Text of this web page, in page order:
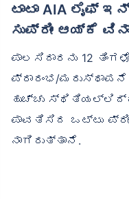
ಟಾಟಾ AIA ಲೈಫ್ ಇನ್ಶುರೆನ್ಸ್ ಮಹಾ ರಕ್ಷಾ
ಸುಪ್ರೀಂ ಆಯ್ಕೆ
ಪಾಲಸಿದಾರನು 12
ಪ್ರಾರಂಭ/
ಹುಚ್ಚು
ಪಾವತಿಸಿದ ಒಟ್ಟು
ನಾಗಿರುತ್ತಾನೆ.